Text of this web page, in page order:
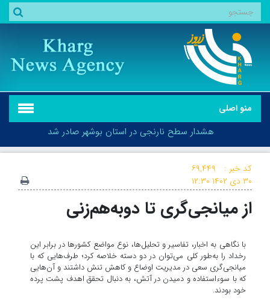
منو اصلی
هشدار سطح نارنجی در استان بوشهر صادر شد
هشدار سطح نارنجی در استان بوشهر صادر شد
کد خبر :
۶۹,۴۴۹
۳۰ دی ۱۴۰۲
۱۲:۳۰
از میانجی‌گری تا دوبه‌هم‌زنی
با نگاهی به اخبار، تفاسیر و تحلیل‌ها، نوع مواضع کشورها در برابر این
رخداد را به‌طور کلی می‌توان در دو دسته خلاصه کرد؛ طرف‌هایی که با
میانجی‌گری سعی در مدیریت اوضاع و کاهش تنش داشتند و آن‌هایی
که با سوءاستفاده و دمیدن در آتش، به دنبال تحقق اهدف پشت پرده
خود بودند.